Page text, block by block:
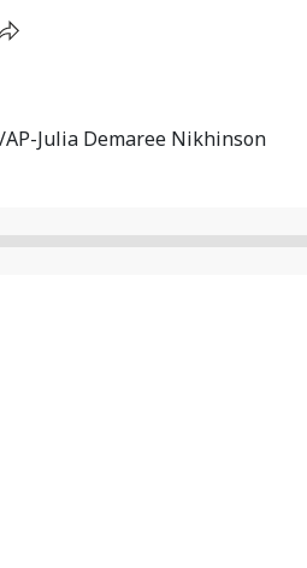
Julia Demaree Nikhinson